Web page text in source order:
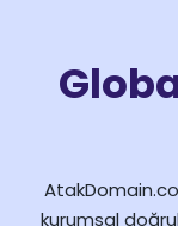
kurumsal